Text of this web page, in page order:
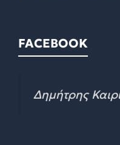
FACEBOOK
Δημήτρης